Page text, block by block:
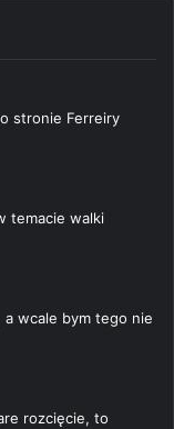
stronie Ferreiry
temacie walki
wcale bym tego nie
rozcięcie, to